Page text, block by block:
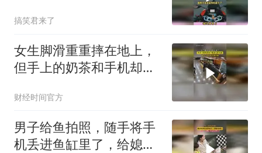
搞笑君来了
女生脚滑重重摔在地上，
但手上的奶茶和手机却完
都没洒
财经时间官方
男子给鱼拍照，随手将手
机丢进鱼缸里了，给媳妇